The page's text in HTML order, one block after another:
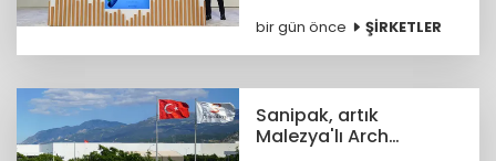
işlem koduyla Borsa
İstanbul’da işlem görmeye
bir gün önce ŞİRKETLER
Sanipak, artık
Malezya'lı Arch